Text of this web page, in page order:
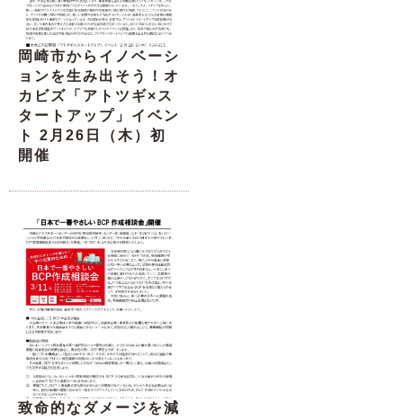
岡崎市からイノベーシ
ョンを生み出そう！オ
カビズ「アトツギ×ス
タートアップ」イベン
ト 2月26日（木）初
開催
致命的なダメージを減